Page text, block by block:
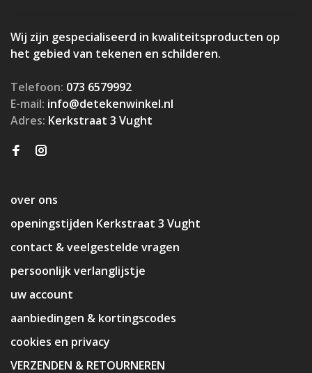
Wij zijn gespecialiseerd in kwaliteitsproducten op
het gebied van tekenen en schilderen.
Telefoon: 073 6579992
E-mail: info@detekenwinkel.nl
Adres: Kerkstraat 3 Vught
over ons
openingstijden Kerkstraat 3 Vught
contact & veelgestelde vragen
persoonlijk verlanglijstje
uw account
aanbiedingen & kortingscodes
cookies en privacy
VERZENDEN & RETOURNEREN